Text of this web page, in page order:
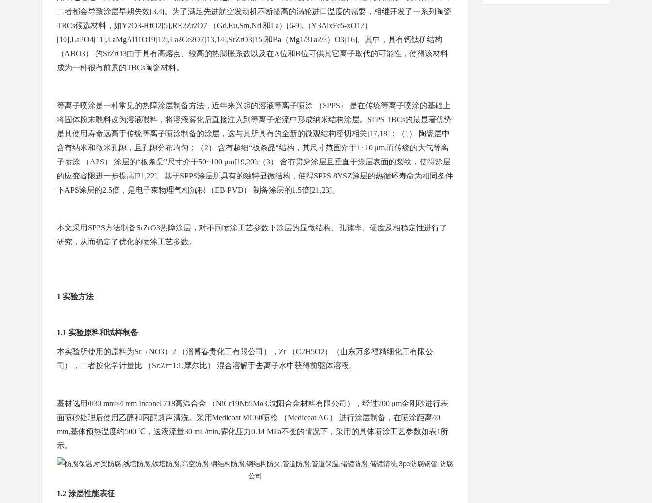
二者都会导致涂层早期失效[3,4]。为了满足先进航空发动机不断提高的涡轮进口温度的需要，相继开发了一系列陶瓷
TBCs候选材料，如Y2O3-HfO2[5],RE2Zr2O7 （Gd,Eu,Sm,Nd 和La）[6-9],（Y3AlxFe5-xO12）
[10],LaPO4[11],LaMgAl11O19[12],La2Ce2O7[13,14],SrZrO3[15]和Ba（Mg1/3Ta2/3）O3[16]。其中，具有钙钛矿结构
（ABO3） 的SrZrO3由于具有高熔点、较高的热膨胀系数以及在A位和B位可供其它离子取代的可能性，使得该材料
成为一种很有前景的TBCs陶瓷材料。
等离子喷涂是一种常见的热障涂层制备方法，近年来兴起的溶液等离子喷涂 （SPPS） 是在传统等离子喷涂的基础上
将固体粉末喂料改为溶液喂料，将溶液雾化后直接注入到等离子焰流中形成纳米结构涂层。SPPS TBCs的最显著优势
是其使用寿命远高于传统等离子喷涂制备的涂层，这与其所具有的全新的微观结构密切相关[17,18]：（1） 陶瓷层中
含有纳米和微米孔隙，且孔隙分布均匀；（2） 含有超细“板条晶”结构，其尺寸范围介于1~10 μm,而传统的大气等离
子喷涂 （APS） 涂层的“板条晶”尺寸介于50~100 μm[19,20];（3） 含有贯穿涂层且垂直于涂层表面的裂纹，使得涂层
的应变容限进一步提高[21,22]。基于SPPS涂层所具有的独特显微结构，使得SPPS 8YSZ涂层的热循环寿命为相同条件
下APS涂层的2.5倍，是电子束物理气相沉积 （EB-PVD） 制备涂层的1.5倍[21,23]。
本文采用SPPS方法制备SrZrO3热障涂层，对不同喷涂工艺参数下涂层的显微结构、孔隙率、硬度及相稳定性进行了
研究，从而确定了优化的喷涂工艺参数。
1 实验方法
1.1 实验原料和试样制备
本实验所使用的原料为Sr（NO3）2 （淄博春贵化工有限公司），Zr （C2H5O2）（山东万多福精细化工有限公
司），二者按化学计量比 （Sr:Zr=1:1,摩尔比） 混合溶解于去离子水中获得前驱体溶液。
基材选用Φ30 mm×4 mm Inconel 718高温合金 （NiCr19Nb5Mo3,沈阳合金材料有限公司），经过700 μm金刚砂进行表
面喷砂处理后使用乙醇和丙酮超声清洗。采用Medicoat MC60喷枪 （Medicoat AG） 进行涂层制备，在喷涂距离40
mm,基体预热温度约500 ℃，送液流量30 mL/min,雾化压力0.14 MPa不变的情况下，采用的具体喷涂工艺参数如表1所
示。
1.2 涂层性能表征